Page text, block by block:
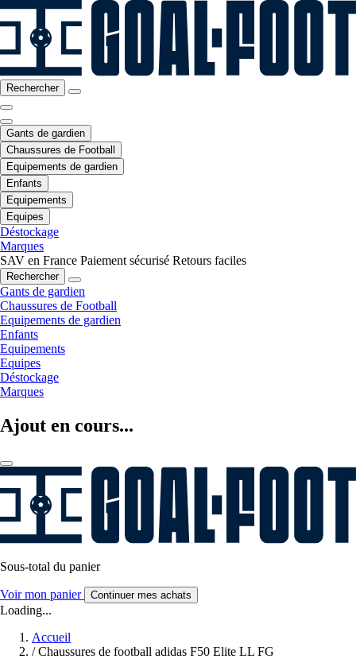
Rechercher
Gants de gardien
Chaussures de Football
Equipements de gardien
Enfants
Equipements
Equipes
Déstockage
Marques
SAV en France Paiement sécurisé Retours faciles
Rechercher
Gants de gardien
Chaussures de Football
Equipements de gardien
Enfants
Equipements
Equipes
Déstockage
Marques
Ajout en cours...
Sous-total du panier
Voir mon panier Continuer mes achats
Loading...
Accueil
/ Chaussures de football adidas F50 Elite LL FG